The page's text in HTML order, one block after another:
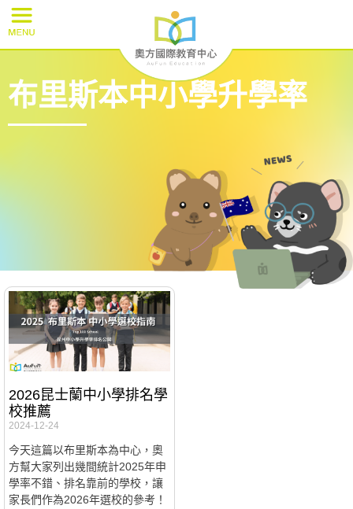
布里斯本中小學升學率
2026昆士蘭中小學排名學
校推薦
2024-12-24
今天這篇以布里斯本為中心，奧
方幫大家列出幾間統計2025年申
學率不錯、排名靠前的學校，讓
家長們作為2026年選校的參考！